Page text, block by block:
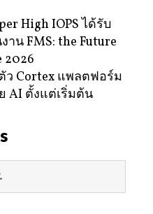
High IOPS ได้รับ
งาน FMS: the Future
2026
ว Cortex แพลตฟอร์ม
AI ตั้งแต่เริ่มต้น